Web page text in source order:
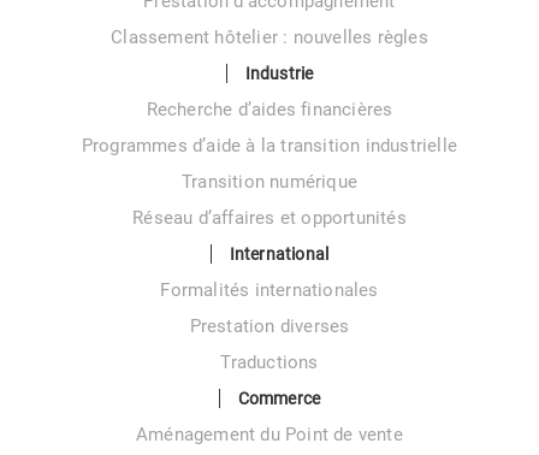
Classement hôtelier : nouvelles règles
Industrie
Recherche d’aides financières
Programmes d’aide à la transition industrielle
Transition numérique
Réseau d’affaires et opportunités
International
Formalités internationales
Prestation diverses
Traductions
Commerce
Aménagement du Point de vente